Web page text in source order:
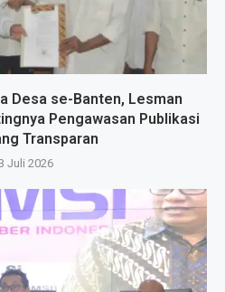
Desa se-Banten, Lesman
Pengawasan Publikasi
Transparan
Juli 2026